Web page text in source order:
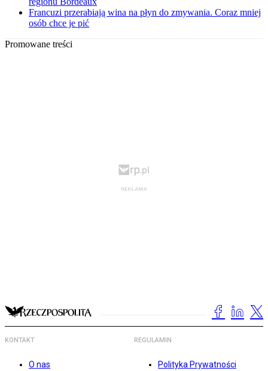
Francuzi przerabiają wina na płyn do zmywania. Coraz mniej
osób chce je pić
Promowane treści
KONTAKT
O nas
REGULAMIN
Polityka Prywatności